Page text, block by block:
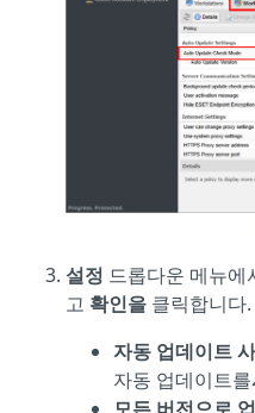
설정 드롭다운 메뉴에
고 확인을 클릭합니다.
자동 업데이트
자동 업데이트를